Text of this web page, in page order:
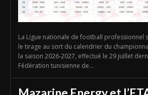
La Ligue nationale de football professionnel
le tirage au sort du calendrier du
la saison 2026-2027, effectué le 29 juillet
Fédération tunisienne de...